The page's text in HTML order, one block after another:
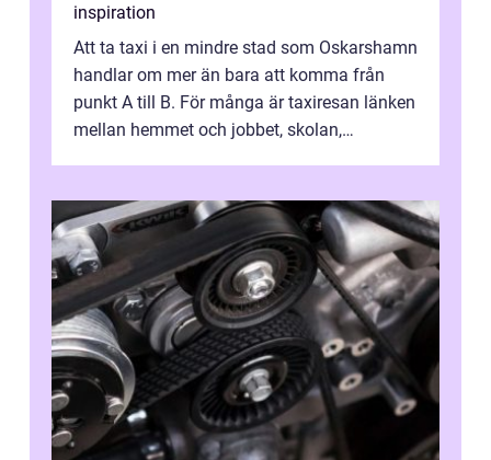
inspiration
Att ta taxi i en mindre stad som Oskarshamn
handlar om mer än bara att komma från
punkt A till B. För många är taxiresan länken
mellan hemmet och jobbet, skolan,